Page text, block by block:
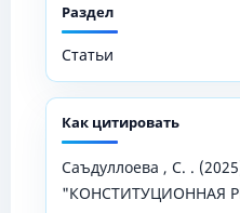
Раздел
Статьи
Как цитировать
Саъдуллоева , С. .
"КОНСТИТУЦИОННАЯ